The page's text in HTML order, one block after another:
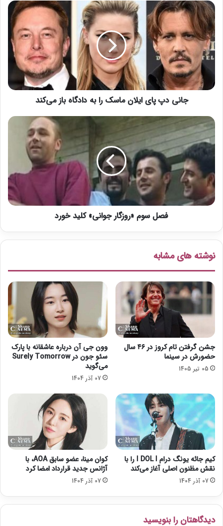
ج
ا
ن
ی
د
پ
ا
ی
ل
ا
ن
س
ک
ر
ا
د
ه
م
ی‌
ک
ن
د
جانی دپ پای ایلان ماسک را به دادگاه باز می‌کند
ف
ص
ل
م
«
ر
و
ج
و
ن
ی
ل
د
خ
و
د
فصل سوم «روزگار جوانی» کلید خورد
نوشته های مشابه
جشن گرفتن تام کروز در ۴۶ سال
حضورش در سینما
05 تیر 1405
وون جی آن درباره عاشقانه با پارک
سئو جون در Surely Tomorrow
می‌گوید
07 آذر 1404
کیم جائه یونگ درام I DOL I را با
نقش مظنون اصلی آغاز می‌کند
07 آذر 1404
کوان مینا، عضو سابق AOA، با
آژانس جدید قرارداد امضا کرد
07 آذر 1404
دیدگاهتان را بنویسید